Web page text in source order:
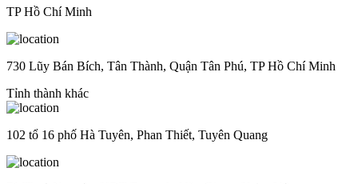
TP Hồ Chí Minh
730 Lũy Bán Bích, Tân Thành, Quận Tân Phú, TP Hồ Chí Minh
Tỉnh thành khác
102 tổ 16 phố Hà Tuyên, Phan Thiết, Tuyên Quang